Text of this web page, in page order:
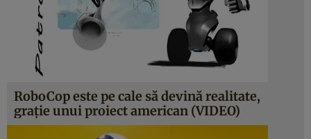
RoboCop este pe cale să devină realitate,
graţie unui proiect american (VIDEO)